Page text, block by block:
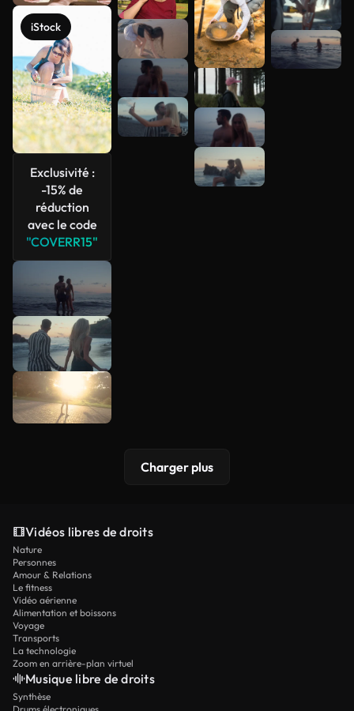
iStock
Exclusivité :
-15% de
réduction
avec le code
"COVERR15"
Charger plus
Vidéos libres de droits
Nature
Personnes
Amour & Relations
Le fitness
Vidéo aérienne
Alimentation et boissons
Voyage
Transports
La technologie
Zoom en arrière-plan virtuel
Musique libre de droits
Synthèse